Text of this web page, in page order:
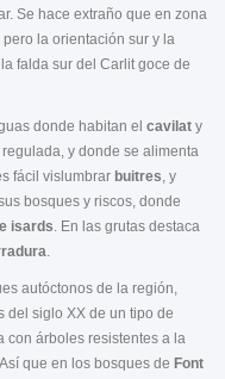
Se hace extraño que en zona
la orientación sur y la
falda sur del Carlit goce de
donde habitan el cavilat y
y donde se alimenta
fácil vislumbrar buitres, y
bosques y riscos, donde
e isards. En las grutas destaca
.
autóctonos de la región,
del siglo XX de un tipo de
con árboles resistentes a la
que en los bosques de Font